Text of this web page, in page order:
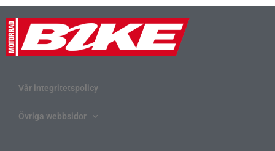
Vår integritetspolicy
Övriga webbsidor